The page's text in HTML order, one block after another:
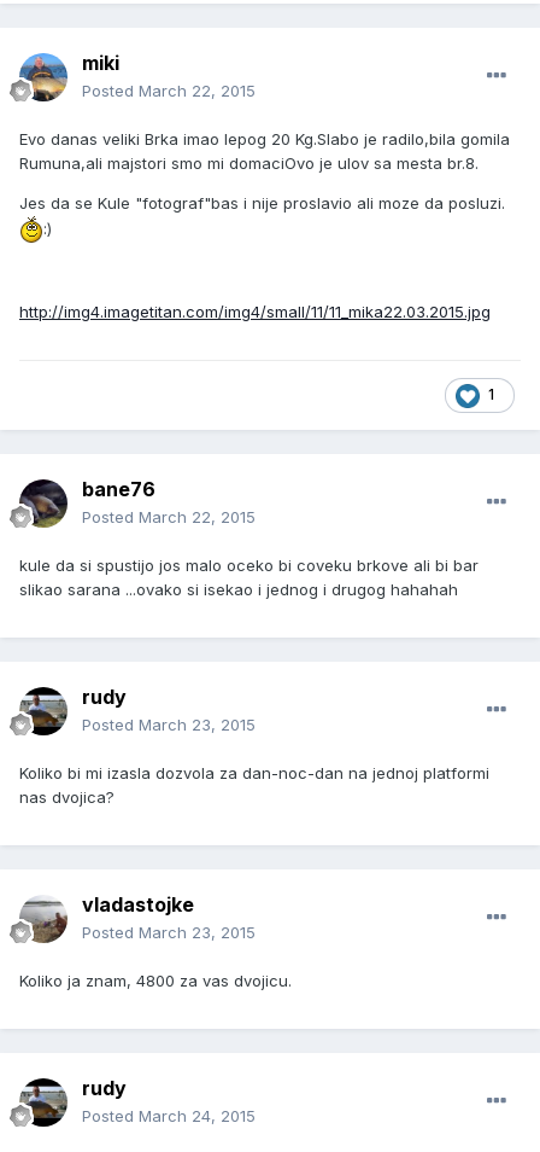
miki
Posted March 22, 2015
Evo danas veliki Brka imao lepog 20 Kg.Slabo je radilo,bila gomila
Rumuna,ali majstori smo mi domaciOvo je ulov sa mesta br.8.
Jes da se Kule "fotograf"bas i nije proslavio ali moze da posluzi.
:)
http://img4.imagetitan.com/img4/small/11/11_mika22.03.2015.jpg
1
bane76
Posted March 22, 2015
kule da si spustijo jos malo oceko bi coveku brkove ali bi bar
slikao sarana ...ovako si isekao i jednog i drugog hahahah
rudy
Posted March 23, 2015
Koliko bi mi izasla dozvola za dan-noc-dan na jednoj platformi
nas dvojica?
vladastojke
Posted March 23, 2015
Koliko ja znam, 4800 za vas dvojicu.
rudy
Posted March 24, 2015